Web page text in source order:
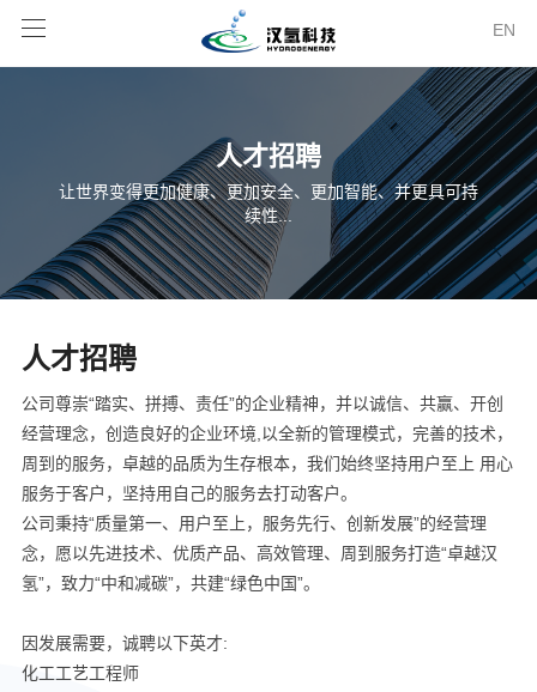
EN
人才招聘
让世界变得更加健康、更加安全、更加智能、并更具可持
续性...
人才招聘
公司尊崇“踏实、拼搏、责任”的企业精神，并以诚信、共赢、开创
经营理念，创造良好的企业环境,以全新的管理模式，完善的技术，
周到的服务，卓越的品质为生存根本，我们始终坚持用户至上 用心
服务于客户，坚持用自己的服务去打动客户。
公司秉持“质量第一、用户至上，服务先行、创新发展”的经营理
念，愿以先进技术、优质产品、高效管理、周到服务打造“卓越汉
氢”，致力“中和减碳”，共建“绿色中国”。
因发展需要，诚聘以下英才:
化工工艺工程师